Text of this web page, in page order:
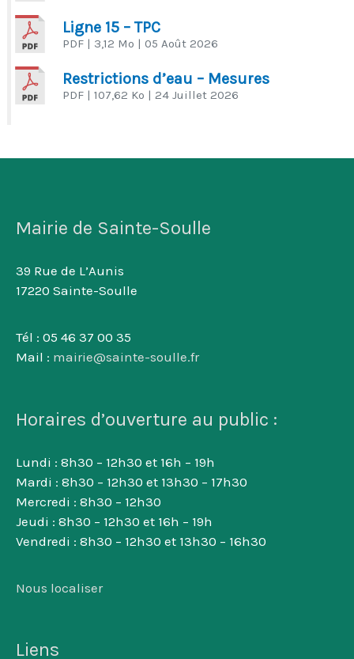
Ligne 15 – TPC
PDF | 3,12 Mo | 05 Août 2026
Restrictions d’eau – Mesures
PDF | 107,62 Ko | 24 Juillet 2026
Mairie de Sainte-Soulle
39 Rue de L’Aunis
17220 Sainte-Soulle
Tél : 05 46 37 00 35
Mail : mairie@sainte-soulle.fr
Horaires d’ouverture au public :
Lundi : 8h30 – 12h30 et 16h – 19h
Mardi : 8h30 – 12h30 et 13h30 – 17h30
Mercredi : 8h30 – 12h30
Jeudi : 8h30 – 12h30 et 16h – 19h
Vendredi : 8h30 – 12h30 et 13h30 – 16h30
Nous localiser
Liens